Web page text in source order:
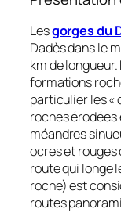
Lesgorges du
Dadès dans le
km de
formations
particulier les «
roches
méandres
ocres et rouges
route qui longe
roche) est
routes